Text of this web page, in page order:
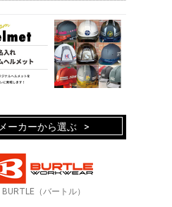
メーカーから選ぶ
BURTLE（バートル）